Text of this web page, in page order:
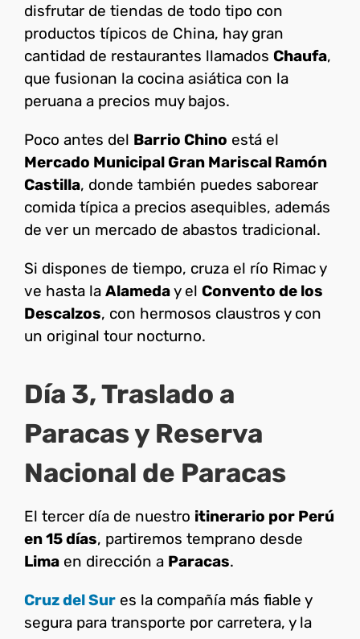
disfrutar de tiendas de todo tipo con
productos típicos de China, hay gran
cantidad de restaurantes llamados Chaufa,
que fusionan la cocina asiática con la
peruana a precios muy bajos.
Poco antes del Barrio Chino está el
Mercado Municipal Gran Mariscal Ramón
Castilla, donde también puedes saborear
comida típica a precios asequibles, además
de ver un mercado de abastos tradicional.
Si dispones de tiempo, cruza el río Rimac y
ve hasta la Alameday el Convento de los
Descalzos, con hermosos claustros y con
un original tour nocturno.
Día 3, Traslado a
Paracas y Reserva
Nacional de Paracas
El tercer día de nuestro itinerario por Perú
en 15 días, partiremos temprano desde
Lima en dirección a Paracas.
Cruz del Sur es la compañía más fiable y
segura para transporte por carretera, y la